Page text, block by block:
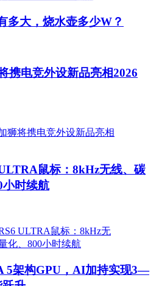
多大，烧水壶多少W？
携电竞外设新品亮相2026
鼠标：8kHz无线、碳
小时续航
5架构GPU，AI加持实现3—